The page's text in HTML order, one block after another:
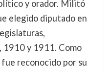
y orador. Militó
elegido diputado en
y 1911. Como
reconocido por su